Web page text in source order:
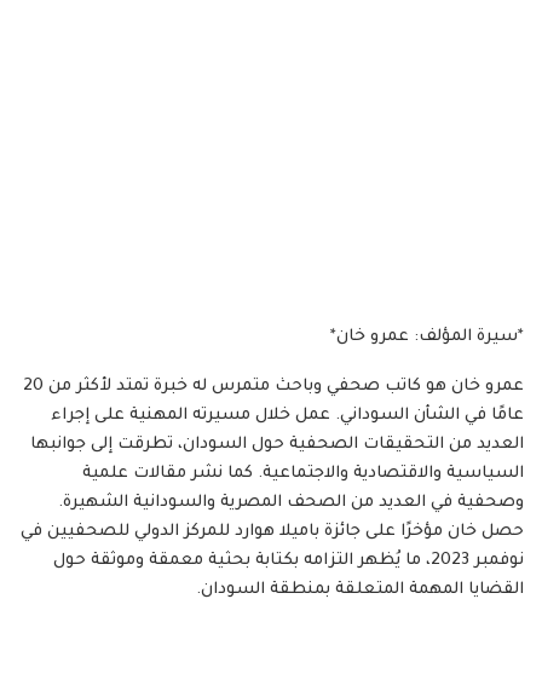
*سيرة المؤلف: عمرو خان*
عمرو خان هو كاتب صحفي وباحث متمرس له خبرة تمتد لأكثر من 20
عامًا في الشأن السوداني. عمل خلال مسيرته المهنية على إجراء
العديد من التحقيقات الصحفية حول السودان، تطرقت إلى جوانبها
السياسية والاقتصادية والاجتماعية. كما نشر مقالات علمية
وصحفية في العديد من الصحف المصرية والسودانية الشهيرة.
حصل خان مؤخرًا على جائزة باميلا هوارد للمركز الدولي للصحفيين في
نوفمبر 2023، ما يُظهر التزامه بكتابة بحثية معمقة وموثقة حول
القضايا المهمة المتعلقة بمنطقة السودان.